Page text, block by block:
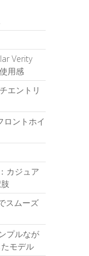
Verity
用感
エントリ
ロントホイ
カジュア
スムーズ
プルなが
モデル